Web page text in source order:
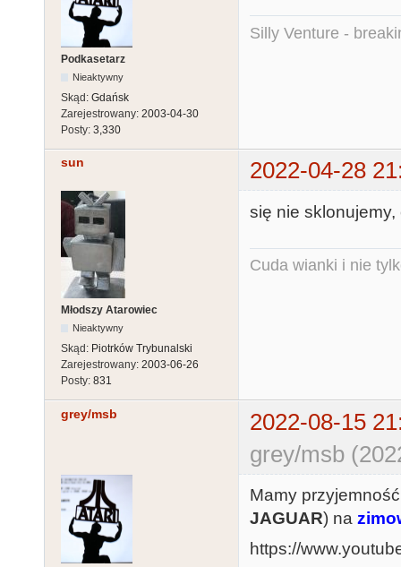
Podkasetarz
Nieaktywny
Skąd: Gdańsk
Zarejestrowany: 2003-04-30
Posty: 3,330
Silly Venture -
sun 2022-04-28
Młodszy Atarowiec
Nieaktywny
Skąd: Piotrków Trybunalski
Zarejestrowany: 2003-06-26
Posty: 831
się nie
Cuda wianki i nie
grey/msb
2022-08-15
grey/msb
Mamy
JAGUAR) na
https://